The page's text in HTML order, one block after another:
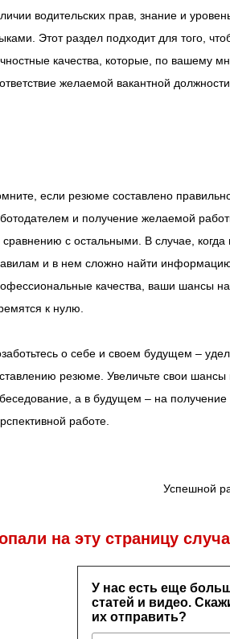
водительских прав, знание и
Этот раздел подходит для того,
качества, которые, по вашему
желаемой вакантной должности.
если резюме составлено
и получение желаемой
сравнению с остальными. В случае,
и в нем сложно найти
качества, ваши шансы
к нулю.
о себе и своем будущем –
резюме. Увеличьте свои
а в будущем – на
работе.
Успешной
на эту страницу